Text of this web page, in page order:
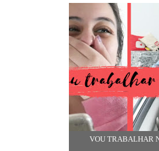
VOU TRABALHAR